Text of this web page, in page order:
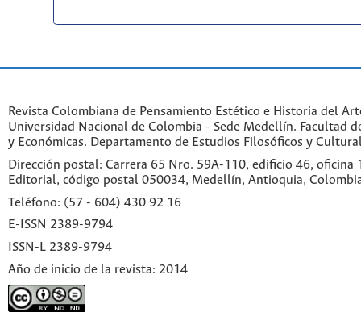
Revista Colombiana de Pensamiento Estético e Historia del
Universidad Nacional de Colombia - Sede Medellín. Facultad
y Económicas. Departamento de Estudios Filosóficos y
Dirección postal: Carrera 65 Nro. 59A-110, edificio 46, oficina
Editorial, código postal 050034, Medellín, Antioquia,
Teléfono: (57 - 604) 430 92 16
E-ISSN 2389-9794
ISSN-L 2389-9794
Año de inicio de la revista: 2014